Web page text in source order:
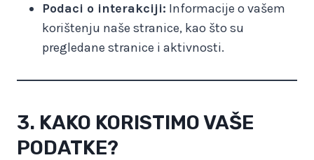
Podaci o interakciji: Informacije o vašem
korištenju naše stranice, kao što su
pregledane stranice i aktivnosti.
3. KAKO KORISTIMO VAŠE
PODATKE?